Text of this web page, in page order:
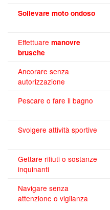
Sollevare moto ondoso
Effettuare manovre
brusche
Ancorare senza
autorizzazione
Pescare o fare il bagno
Svolgere attività sportive
Gettare rifiuti o sostanze
inquinanti
Navigare senza
attenzione o vigilanza